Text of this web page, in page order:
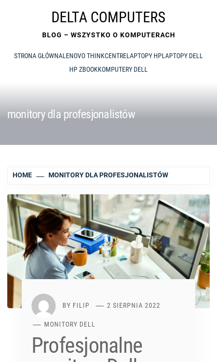
DELTA COMPUTERS
BLOG – WSZYSTKO O KOMPUTERACH
STRONA GŁÓWNALENOVO THINKCENTRELAPTOPY HPLAPTOPY DELL
HP ZBOOKKOMPUTERY DELL
monitory dla profesjonalistów
HOME MONITORY DLA PROFESJONALISTÓW
BY FILIP 2 SIERPNIA 2022
MONITORY DELL
Profesjonalne